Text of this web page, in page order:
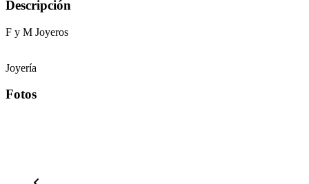
Descripción
F y M Joyeros
Joyería
Fotos